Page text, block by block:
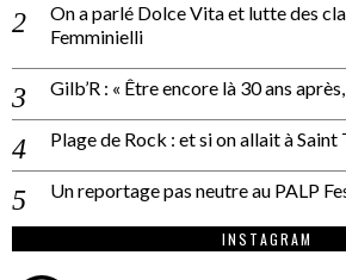
On a parlé Dolce Vita et lutte des
Femminielli
Gilb’R : « Être encore là 30 ans
Plage de Rock : et si on allait à Saint
Un reportage pas neutre au PALP
INSTAGRAM